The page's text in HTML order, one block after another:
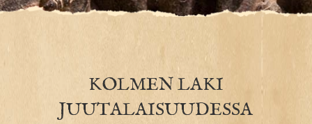
KOLMEN LAKI
JUUTALAISUUDESSA